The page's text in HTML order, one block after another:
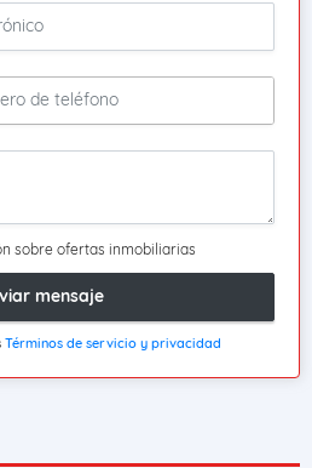
sobre ofertas inmobiliarias
mensaje
Términos de servicio y privacidad